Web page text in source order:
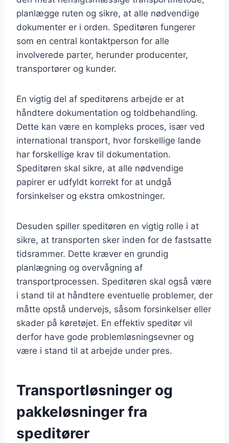
planlægge ruten og sikre, at alle nødvendige
dokumenter er i orden. Speditøren fungerer
som en central kontaktperson for alle
involverede parter, herunder producenter,
transportører og kunder.
En vigtig del af speditørens arbejde er at
håndtere dokumentation og toldbehandling.
Dette kan være en kompleks proces, især ved
international transport, hvor forskellige lande
har forskellige krav til dokumentation.
Speditøren skal sikre, at alle nødvendige
papirer er udfyldt korrekt for at undgå
forsinkelser og ekstra omkostninger.
Desuden spiller speditøren en vigtig rolle i at
sikre, at transporten sker inden for de fastsatte
tidsrammer. Dette kræver en grundig
planlægning og overvågning af
transportprocessen. Speditøren skal også være
i stand til at håndtere eventuelle problemer, der
måtte opstå undervejs, såsom forsinkelser eller
skader på køretøjet. En effektiv speditør vil
derfor have gode problemløsningsevner og
være i stand til at arbejde under pres.
Transportløsninger og
pakkeløsninger fra
speditører